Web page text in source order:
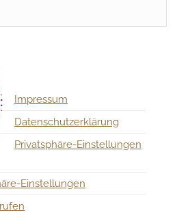
Impressum
Datenschutzerklärung
Privatsphäre-Einstellungen
Einstellungen